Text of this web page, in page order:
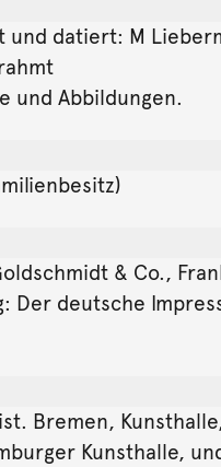
datiert: M
und Abbildungen.
& Co.,
Der deutsche
Bremen,
Kunsthalle,